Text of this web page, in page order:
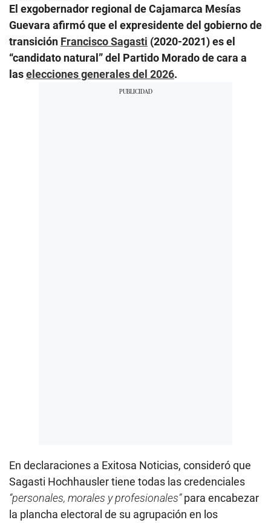
El exgobernador regional de Cajamarca Mesías
Guevara afirmó que el expresidente del gobierno de
transición Francisco Sagasti (2020-2021) es el
“candidato natural” del Partido Morado de cara a
laselecciones generales del 2026.
En declaraciones a Exitosa Noticias, consideró que
Sagasti Hochhausler tiene todas las credenciales
“personales, morales y profesionales”para encabezar
la plancha electoral de su agrupación en los